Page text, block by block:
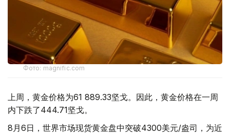
Фото: magnific.com
上周，黄金价格为61 889.33坚戈。因此，黄金价格在一周
内下跌了444.71坚戈。
8月6日，世界市场现货黄金盘中突破4300美元/盎司，为近